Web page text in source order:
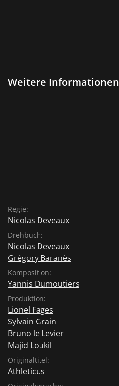
Weitere Informationen
Regie:
Nicolas Deveaux
Drehbuch:
Nicolas Deveaux
Grégory Baranès
Komposition:
Yannis Dumoutiers
Produktion:
Lionel Fages
Sylvain Grain
Bruno le Levier
Majid Loukil
Originaltitel:
Athleticus